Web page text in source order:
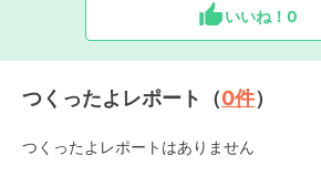
いいね！ 0
つくったよレポート（0件）
つくったよレポートはありません